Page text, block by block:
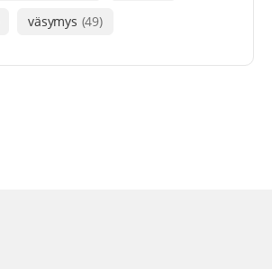
väsymys (49)